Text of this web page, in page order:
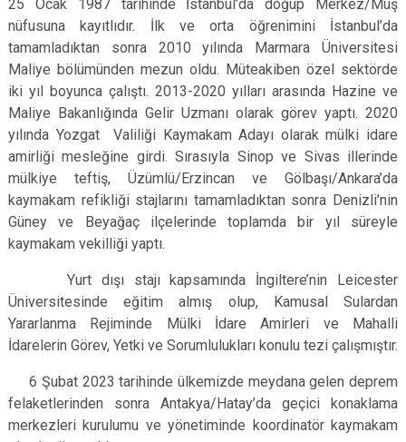
25 Ocak 1987 tarihinde İstanbul’da doğup Merkez/Muş
nüfusuna kayıtlıdır. İlk ve orta öğrenimini İstanbul’da
tamamladıktan sonra 2010 yılında Marmara Üniversitesi
Maliye bölümünden mezun oldu. Müteakiben özel sektörde
iki yıl boyunca çalıştı. 2013-2020 yılları arasında Hazine ve
Maliye Bakanlığında Gelir Uzmanı olarak görev yaptı. 2020
yılında Yozgat Valiliği Kaymakam Adayı olarak mülki idare
amirliği mesleğine girdi. Sırasıyla Sinop ve Sivas illerinde
mülkiye teftiş, Üzümlü/Erzincan ve Gölbaşı/Ankara’da
kaymakam refikliği stajlarını tamamladıktan sonra Denizli’nin
Güney ve Beyağaç ilçelerinde toplamda bir yıl süreyle
kaymakam vekilliği yaptı.
Yurt dışı stajı kapsamında İngiltere’nin Leicester
Üniversitesinde eğitim almış olup, Kamusal Sulardan
Yararlanma Rejiminde Mülki İdare Amirleri ve Mahalli
İdarelerin Görev, Yetki ve Sorumlulukları konulu tezi çalışmıştır.
6 Şubat 2023 tarihinde ülkemizde meydana gelen deprem
felaketlerinden sonra Antakya/Hatay’da geçici konaklama
merkezleri kurulumu ve yönetiminde koordinatör kaymakam